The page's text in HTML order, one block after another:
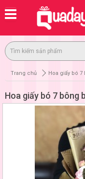
Trang chủ Hoa giấy bó 7
Hoa giấy bó 7 bông